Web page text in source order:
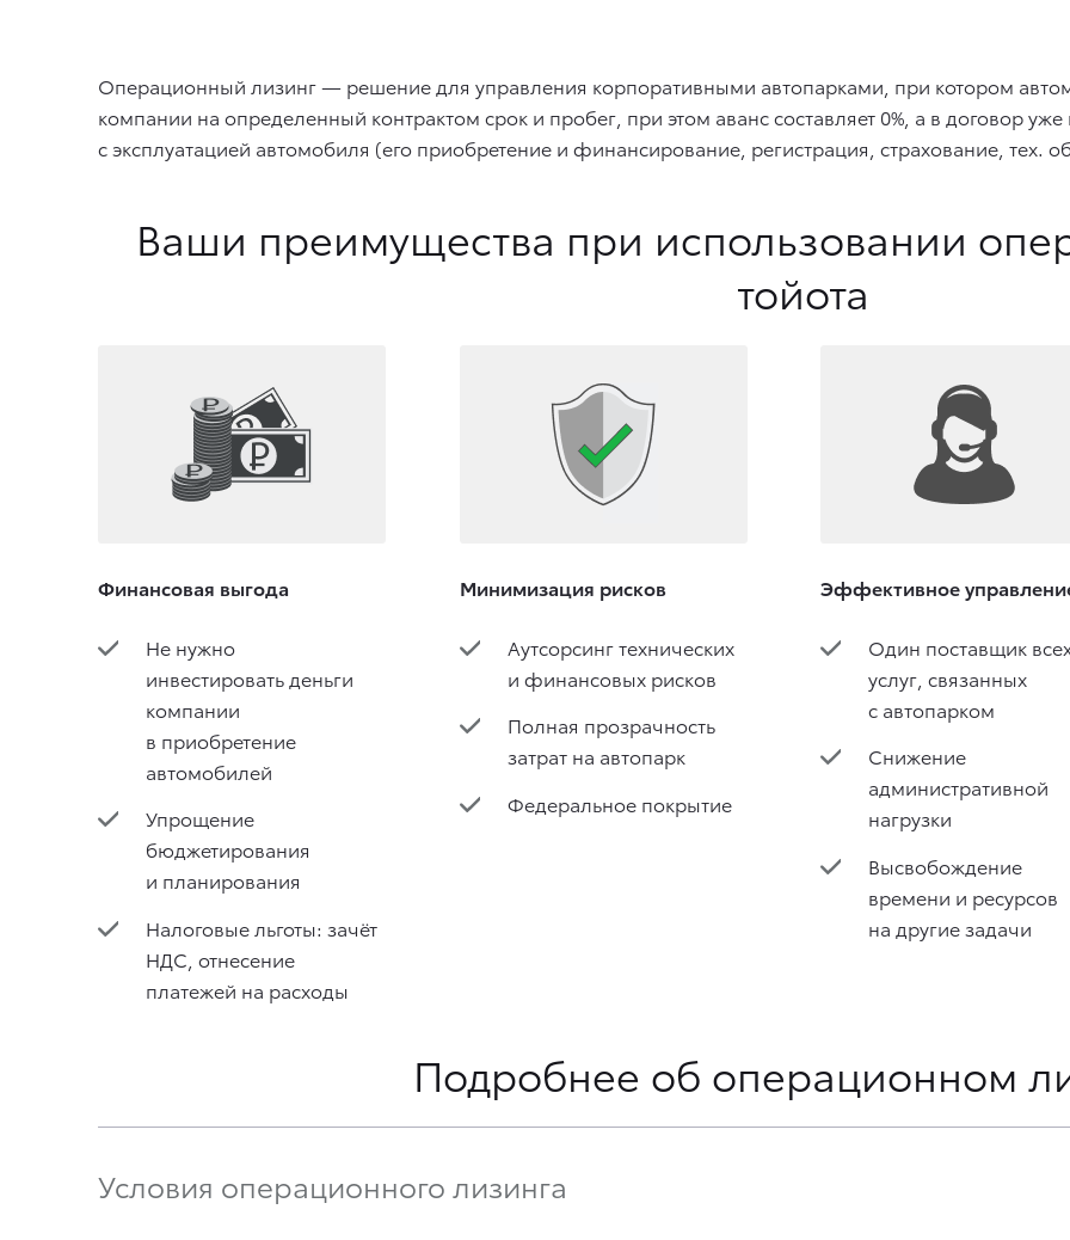
Операционный лизинг — решение для управления корпоративными автопарками, при котором
компании на определенный контрактом срок и пробег, при этом аванс составляет 0%, а в договор
с эксплуатацией автомобиля (его приобретение и финансирование, регистрация, страхование, тех.
Ваши преимущества при использовании
тойота
Финансовая выгода
Не нужно
инвестировать деньги
компании
в приобретение
автомобилей
Упрощение
бюджетирования
и планирования
Налоговые льготы: зачёт
НДС, отнесение
платежей на расходы
Минимизация рисков
Аутсорсинг технических
и финансовых рисков
Полная прозрачность
затрат на автопарк
Федеральное покрытие
Эффективное
Один поставщик
услуг, связанных
с автопарком
Снижение
административной
нагрузки
Высвобождение
времени и ресурсов
на другие задачи
Подробнее об операционном
Условия операционного лизинга